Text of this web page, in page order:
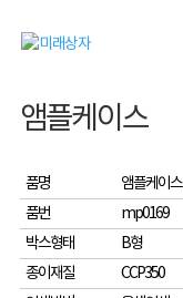
앰플케이스
품명
앰플케이스
품번
mp0169
박스형태
B형
종이재질
CCP350